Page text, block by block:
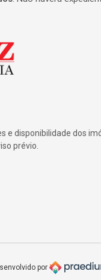
e disponibilidade dos
prévio.
por